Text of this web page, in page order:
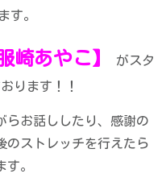
す。
崎あやこ】
がスタ
ります！！
らお話ししたり、感謝の
のストレッチを行えたら
。